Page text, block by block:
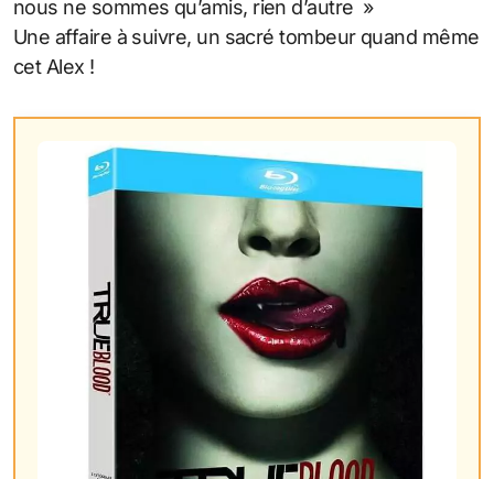
nous ne sommes qu’amis, rien d’autre »
Une affaire à suivre, un sacré tombeur quand même
cet Alex !